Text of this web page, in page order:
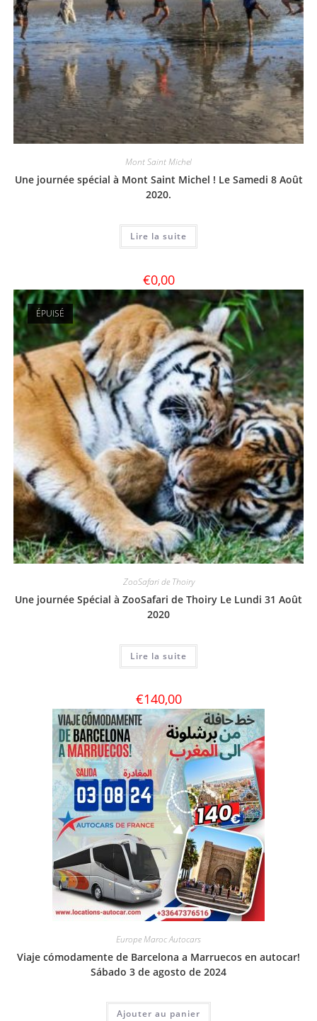
Mont Saint Michel
Une journée spécial à Mont Saint Michel ! Le Samedi 8 Août
2020.
Lire la suite
€0,00
ÉPUISÉ
ZooSafari de Thoiry
Une journée Spécial à ZooSafari de Thoiry Le Lundi 31 Août
2020
Lire la suite
€140,00
Europe Maroc Autocars
Viaje cómodamente de Barcelona a Marruecos en autocar!
Sábado 3 de agosto de 2024
Ajouter au panier